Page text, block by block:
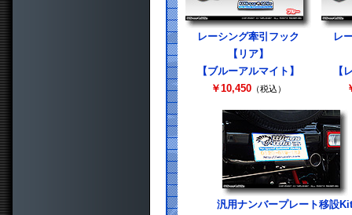
レーシング牽引フック
【リア】
【ブルーアルマイト】
￥10,450 （税込）
レ
【
汎用ナンバープレート移設Kit